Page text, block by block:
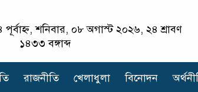
শনিবার, ০৮ অগাস্ট ২০২৬, ২৪ শ্রাবণ
১৪৩৩ বঙ্গাব্দ
রাজনীতি খেলাধুলা বিনোদন